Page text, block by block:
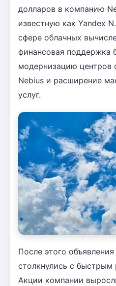
долларов в компанию
известную как Yandex
сфере облачных
финансовая поддержка
модернизацию центров
Nebius и расширение
услуг.
После этого
столкнулись с
Акции компании